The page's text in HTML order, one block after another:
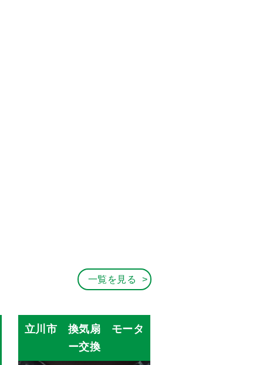
一覧を見る
立川市 換気扇 モータ
ー交換